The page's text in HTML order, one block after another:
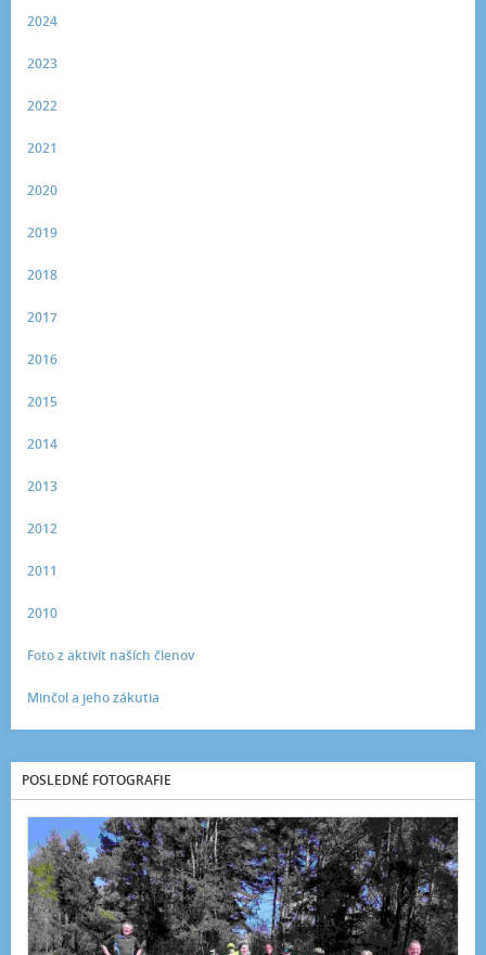
2024
2023
2022
2021
2020
2019
2018
2017
2016
2015
2014
2013
2012
2011
2010
Foto z aktivít naších členov
Minčol a jeho zákutia
POSLEDNÉ FOTOGRAFIE